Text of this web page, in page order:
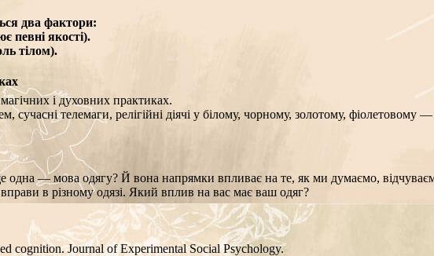
два фактори:
певні якості).
тілом).
і духовних практиках.
сучасні телемаги, релігійні діячі у білому, чорному, золотому,
одна — мова одягу? Й вона напрямки впливає на те, як ми думаємо,
в різному одязі. Який вплив на вас має ваш одяг?
cognition. Journal of Experimental Social Psychology.